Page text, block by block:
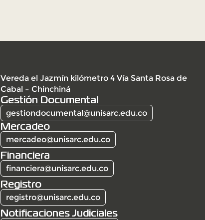
Vereda el Jazmín kilómetro 4 Vía Santa Rosa de
Cabal – Chinchiná
Gestión Documental
gestiondocumental@unisarc.edu.co
Mercadeo
mercadeo@unisarc.edu.co
Financiera
financiera@unisarc.edu.co
Registro
registro@unisarc.edu.co
Notificaciones Judiciales